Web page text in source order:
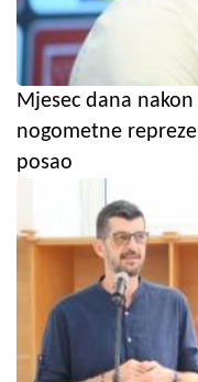
Mjesec dana
nogometne
posao